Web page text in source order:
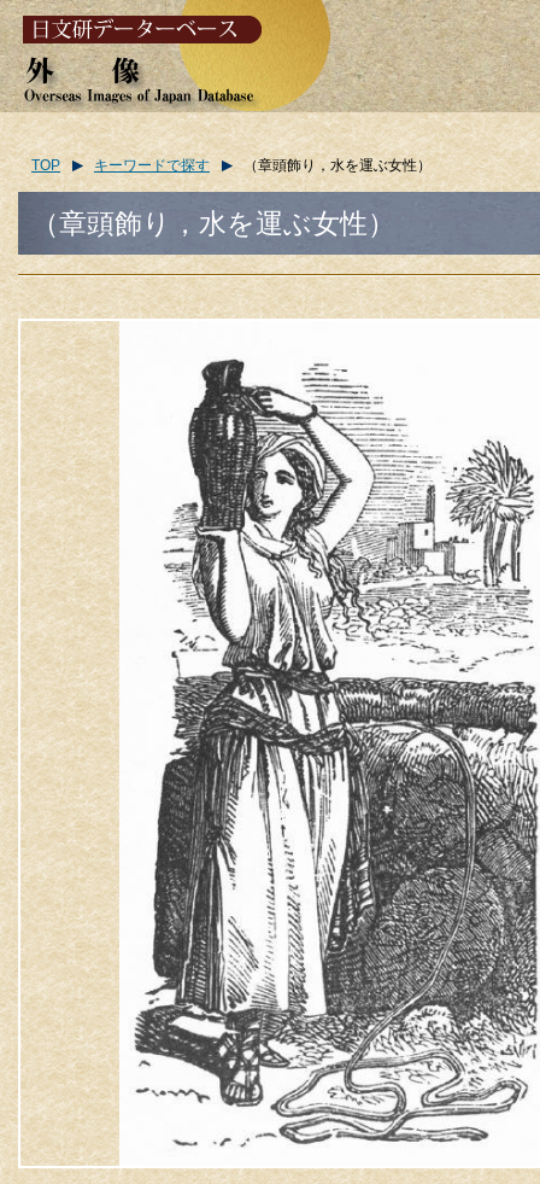
TOP キーワードで探す （章頭飾り，水を運ぶ女性）
（章頭飾り，水を運ぶ女性）